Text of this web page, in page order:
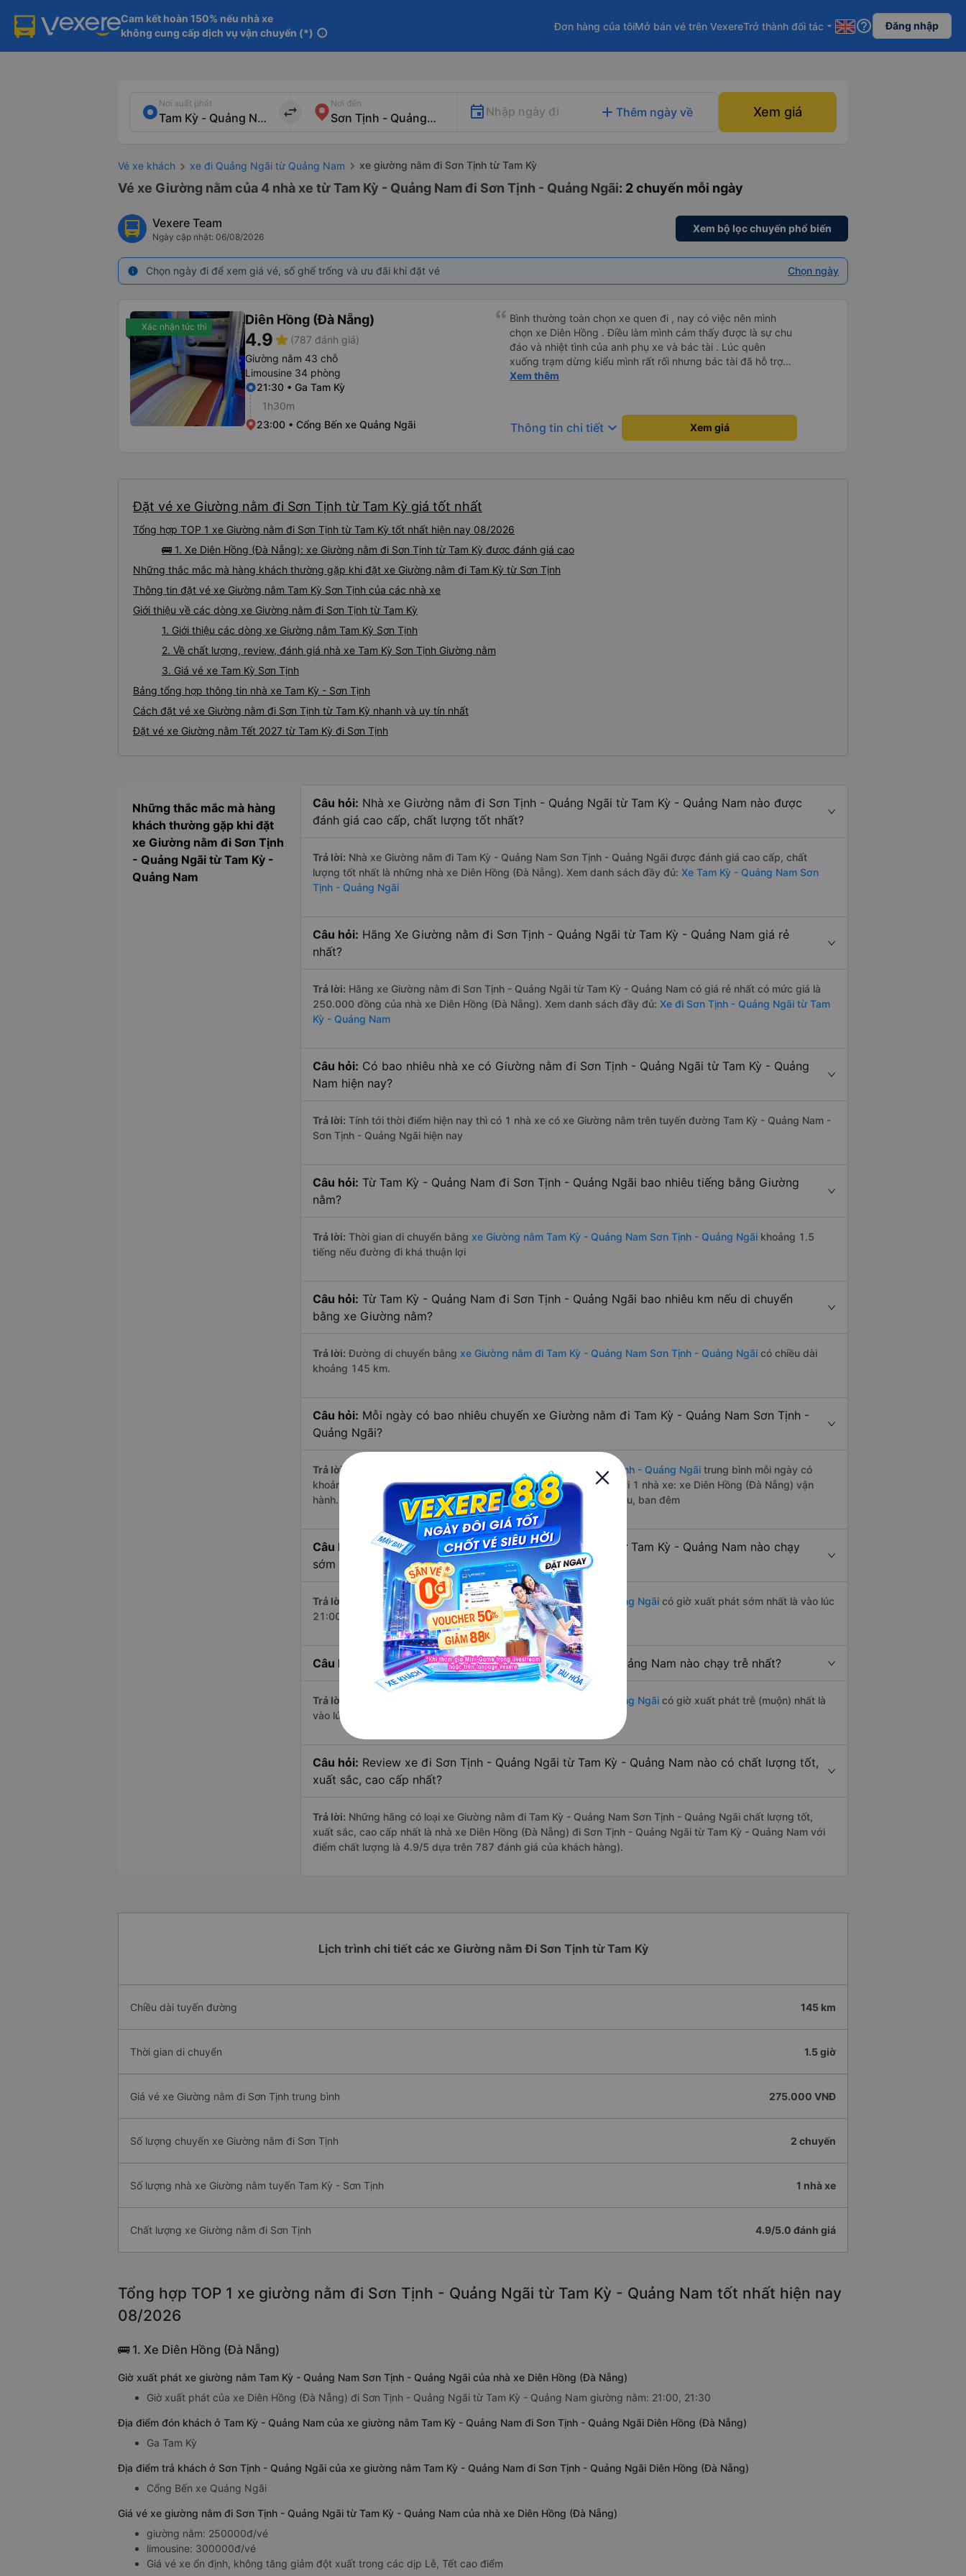
Cam kết hoàn 150% nếu nhà xe
không cung cấp dịch vụ vận chuyển (*) info
Đơn hàng của tôiMở bán vé trên VexereTrở thành đối tác arrow_drop_down help_outline Đăng nhập
Nơi xuất phát
import_export
Nơi đến
Nhập ngày đi add Thêm ngày về Xem giá
Vé xe khách xe đi Quảng Ngãi từ Quảng Nam xe giường nằm đi Sơn Tịnh từ Tam Kỳ
Vé xe Giường nằm của 4 nhà xe từ Tam Kỳ - Quảng Nam đi Sơn Tịnh - Quảng Ngãi: 2 chuyến mỗi ngày
Vexere Team
Ngày cập nhật: 06/08/2026
Xem bộ lọc chuyến phổ biến
info Chọn ngày đi để xem giá vé, số ghế trống và ưu đãi khi đặt vé Chọn ngày
Xác nhận tức thì Diên Hồng (Đà Nẵng)
4.9star (787 đánh giá)
Giường nằm 43 chỗ
Limousine 34 phòng
21:30 • Ga Tam Kỳ
1h30m
23:00 • Cổng Bến xe Quảng Ngãi
Bình thường toàn chọn xe quen đi , nay có việc nên mình
chọn xe Diên Hồng . Điều làm mình cảm thấy được là sự chu
đáo và nhiệt tình của anh phụ xe và bác tài . Lúc quên
xuống trạm dừng kiểu mình rất rối nhưng bác tài đã hỗ trợ
mình về tận nhà . 10 điểm chất lượng 🥰
Xem thêm
Thông tin chi tiết keyboard_arrow_down Xem giá
Đặt vé xe Giường nằm đi Sơn Tịnh từ Tam Kỳ giá tốt nhất
Tổng hợp TOP 1 xe Giường nằm đi Sơn Tịnh từ Tam Kỳ tốt nhất hiện nay 08/2026
🚌 1. Xe Diên Hồng (Đà Nẵng): xe Giường nằm đi Sơn Tịnh từ Tam Kỳ được đánh giá cao
Những thắc mắc mà hàng khách thường gặp khi đặt xe Giường nằm đi Tam Kỳ từ Sơn Tịnh
Thông tin đặt vé xe Giường nằm Tam Kỳ Sơn Tịnh của các nhà xe
Giới thiệu về các dòng xe Giường nằm đi Sơn Tịnh từ Tam Kỳ
1. Giới thiệu các dòng xe Giường nằm Tam Kỳ Sơn Tịnh
2. Về chất lượng, review, đánh giá nhà xe Tam Kỳ Sơn Tịnh Giường nằm
3. Giá vé xe Tam Kỳ Sơn Tịnh
Bảng tổng hợp thông tin nhà xe Tam Kỳ - Sơn Tịnh
Cách đặt vé xe Giường nằm đi Sơn Tịnh từ Tam Kỳ nhanh và uy tín nhất
Đặt vé xe Giường nằm Tết 2027 từ Tam Kỳ đi Sơn Tịnh
Những thắc mắc mà hàng
khách thường gặp khi đặt
xe Giường nằm đi Sơn Tịnh
- Quảng Ngãi từ Tam Kỳ -
Quảng Nam
Câu hỏi: Nhà xe Giường nằm đi Sơn Tịnh - Quảng Ngãi từ Tam Kỳ - Quảng Nam nào được
đánh giá cao cấp, chất lượng tốt nhất?
Trả lời: Nhà xe Giường nằm đi Tam Kỳ - Quảng Nam Sơn Tịnh - Quảng Ngãi được đánh giá cao cấp, chất
lượng tốt nhất là những nhà xe Diên Hồng (Đà Nẵng). Xem danh sách đầy đủ: Xe Tam Kỳ - Quảng Nam Sơn
Tịnh - Quảng Ngãi
Câu hỏi: Hãng Xe Giường nằm đi Sơn Tịnh - Quảng Ngãi từ Tam Kỳ - Quảng Nam giá rẻ
nhất?
Trả lời: Hãng xe Giường nằm đi Sơn Tịnh - Quảng Ngãi từ Tam Kỳ - Quảng Nam có giá rẻ nhất có mức giá là
250.000 đồng của nhà xe Diên Hồng (Đà Nẵng). Xem danh sách đầy đủ: Xe đi Sơn Tịnh - Quảng Ngãi từ Tam
Kỳ - Quảng Nam
Câu hỏi: Có bao nhiêu nhà xe có Giường nằm đi Sơn Tịnh - Quảng Ngãi từ Tam Kỳ - Quảng
Nam hiện nay?
Trả lời: Tính tới thời điểm hiện nay thì có 1 nhà xe có xe Giường nằm trên tuyến đường Tam Kỳ - Quảng Nam -
Sơn Tịnh - Quảng Ngãi hiện nay
Câu hỏi: Từ Tam Kỳ - Quảng Nam đi Sơn Tịnh - Quảng Ngãi bao nhiêu tiếng bằng Giường
nằm?
Trả lời: Thời gian di chuyển bằng xe Giường nằm Tam Kỳ - Quảng Nam Sơn Tịnh - Quảng Ngãi khoảng 1.5
tiếng nếu đường đi khá thuận lợi
Câu hỏi: Từ Tam Kỳ - Quảng Nam đi Sơn Tịnh - Quảng Ngãi bao nhiêu km nếu di chuyển
bằng xe Giường nằm?
Trả lời: Đường di chuyển bằng xe Giường nằm đi Tam Kỳ - Quảng Nam Sơn Tịnh - Quảng Ngãi có chiều dài
khoảng 145 km.
Câu hỏi: Mỗi ngày có bao nhiêu chuyến xe Giường nằm đi Tam Kỳ - Quảng Nam Sơn Tịnh -
Quảng Ngãi?
Trả lời: xe Giường nằm Tam Kỳ - Quảng Nam Sơn Tịnh - Quảng Ngãi trung bình mỗi ngày có
khoảng 2 chuyến trênVexere.combắt đầu từ 21:00 đến 21:30 bởi 1 nhà xe: xe Diên Hồng (Đà Nẵng) vận
hành. Các giờ xe chạy có đầy đủ cả ban ngày, buổi trưa, buổi chiều, ban đêm
Câu hỏi:
Nhà xe Giường nằm đi Sơn Tịnh - Quảng Ngãi từ Tam Kỳ - Quảng Nam nào chạy
sớm nhất?
Trả lời: ChuyếnGiường nằm Tam Kỳ - Quảng Nam Sơn Tịnh - Quảng Ngãi có giờ xuất phát sớm nhất là vào lúc
21:00 là của nhà xe Diên Hồng (Đà Nẵng).
Câu hỏi: Nhà xe đi Sơn Tịnh - Quảng Ngãi từ Tam Kỳ - Quảng Nam nào chạy trễ nhất?
Trả lời: Giường nằm Tam Kỳ - Quảng Nam Sơn Tịnh - Quảng Ngãi có giờ xuất phát trễ (muộn) nhất là
vào lúc 21:30 là của nhà xe Diên Hồng (Đà Nẵng).
Câu hỏi: Review xe đi Sơn Tịnh - Quảng Ngãi từ Tam Kỳ - Quảng Nam nào có chất lượng tốt,
xuất sắc, cao cấp nhất?
Trả lời: Những hãng có loại xe Giường nằm đi Tam Kỳ - Quảng Nam Sơn Tịnh - Quảng Ngãi chất lượng tốt,
xuất sắc, cao cấp nhất là nhà xe Diên Hồng (Đà Nẵng) đi Sơn Tịnh - Quảng Ngãi từ Tam Kỳ - Quảng Nam với
điểm chất lượng là 4.9/5 dựa trên 787 đánh giá của khách hàng).
Lịch trình chi tiết các xe Giường nằm Đi Sơn Tịnh từ Tam Kỳ
Chiều dài tuyến đường 145 km
Thời gian di chuyển 1.5 giờ
Giá vé xe Giường nằm đi Sơn Tịnh trung bình 275.000 VNĐ
Số lượng chuyến xe Giường nằm đi Sơn Tịnh 2 chuyến
Số lượng nhà xe Giường nằm tuyến Tam Kỳ - Sơn Tịnh 1 nhà xe
Chất lượng xe Giường nằm đi Sơn Tịnh 4.9/5.0 đánh giá
Tổng hợp TOP 1 xe giường nằm đi Sơn Tịnh - Quảng Ngãi từ Tam Kỳ - Quảng Nam tốt nhất hiện nay
08/2026
🚌 1. Xe Diên Hồng (Đà Nẵng)
Giờ xuất phát xe giường nằm Tam Kỳ - Quảng Nam Sơn Tịnh - Quảng Ngãi của nhà xe Diên Hồng (Đà Nẵng)
Giờ xuất phát của xe Diên Hồng (Đà Nẵng) đi Sơn Tịnh - Quảng Ngãi từ Tam Kỳ - Quảng Nam giường nằm: 21:00, 21:30
Địa điểm đón khách ở Tam Kỳ - Quảng Nam của xe giường nằm Tam Kỳ - Quảng Nam đi Sơn Tịnh - Quảng Ngãi Diên Hồng (Đà Nẵng)
Ga Tam Kỳ
Địa điểm trả khách ở Sơn Tịnh - Quảng Ngãi của xe giường nằm Tam Kỳ - Quảng Nam đi Sơn Tịnh - Quảng Ngãi Diên Hồng (Đà Nẵng)
Cổng Bến xe Quảng Ngãi
Giá vé xe giường nằm đi Sơn Tịnh - Quảng Ngãi từ Tam Kỳ - Quảng Nam của nhà xe Diên Hồng (Đà Nẵng)
giường nằm: 250000đ/vé
limousine: 300000đ/vé
Giá vé xe ổn định, không tăng giảm đột xuất trong các dịp Lễ, Tết cao điểm